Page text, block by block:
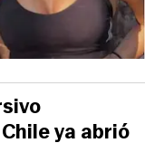
ya abrió